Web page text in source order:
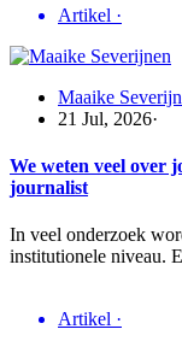
Artikel ·
Maaike
21 Jul, 2026·
We weten veel over
journalist
In veel onderzoek
institutionele niveau.
Artikel ·